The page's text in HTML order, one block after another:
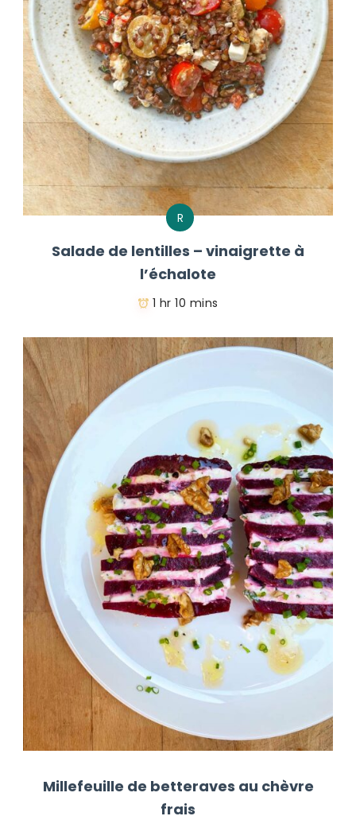
R
Salade de lentilles – vinaigrette à
l’échalote
1 hr 10 mins
Millefeuille de betteraves au chèvre
frais